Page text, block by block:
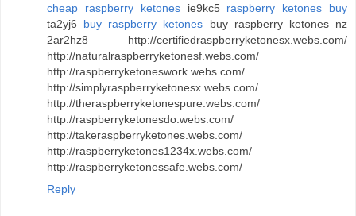
cheap raspberry ketonesie9kc5 raspberry ketones buy
ta2yj6 buy raspberry ketones buy raspberry ketones nz
2ar2hz8 http://certifiedraspberryketonesx.webs.com/
http://naturalraspberryketonesf.webs.com/
http://raspberryketoneswork.webs.com/
http://simplyraspberryketonesx.webs.com/
http://theraspberryketonespure.webs.com/
http://raspberryketonesdo.webs.com/
http://takeraspberryketones.webs.com/
http://raspberryketones1234x.webs.com/
http://raspberryketonessafe.webs.com/
Reply